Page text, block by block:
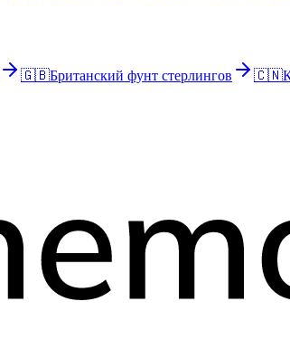
🇬🇧Британский фунт стерлингов 🇨🇳